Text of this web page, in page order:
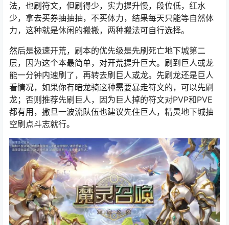
法，也刷符文，但刷得少，实力提升慢，段位低，红水
少，拿去买券抽抽抽，不买体力，结果每天只能等自然体
力，这种就是休闲的搬搬，两种搬法可自行选择。
然后是极速开荒，刷本的优先级是先刷死亡地下城第二
层，因为这个本最简单，对开荒提升巨大。刷到巨人或龙
能一分钟内速刷了，再转去刷巨人或龙。先刷龙还是巨人
看情况，如果你有暗龙骑这种需要暴走符文的，可以先刷
龙；否则推荐先刷巨人，因为巨人掉的符文对PVP和PVE
都有用，撒旦一波流队伍也建议先住巨人，精灵地下城抽
空刷点斗志就行。